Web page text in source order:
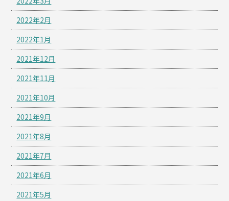
2022年2月
2022年1月
2021年12月
2021年11月
2021年10月
2021年9月
2021年8月
2021年7月
2021年6月
2021年5月